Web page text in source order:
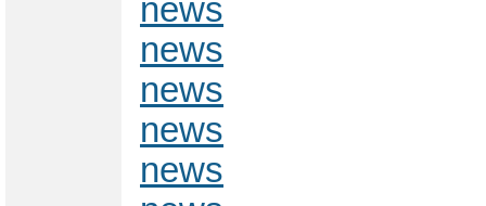
news
news
news
news
news